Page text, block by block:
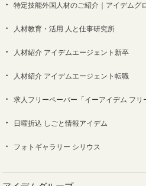
特定技能外国人材のご紹介｜アイデムグ
人材教育・活用 人と仕事研究所
人材紹介 アイデムエージェント新卒
人材紹介 アイデムエージェント転職
求人フリーペーパー「イーアイデム フリ
日曜折込 しごと情報アイデム
フォトギャラリー シリウス